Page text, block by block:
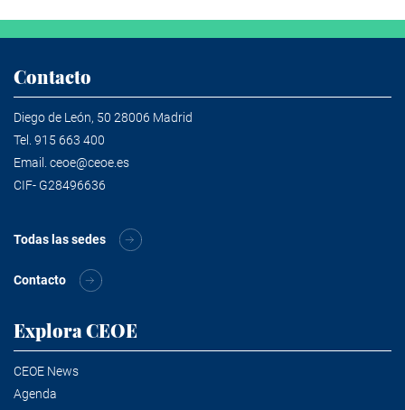
Contacto
Diego de León, 50 28006 Madrid
Tel. 915 663 400
Email. ceoe@ceoe.es
CIF- G28496636
Todas las sedes
Contacto
Explora CEOE
CEOE News
Agenda